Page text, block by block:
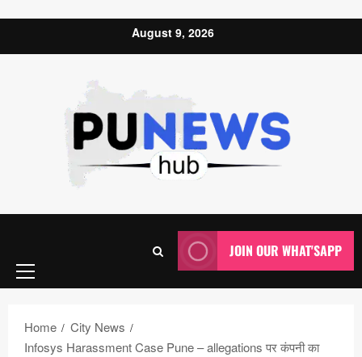
August 9, 2026
JOIN OUR WHAT'SAPP
Home
City News
Infosys Harassment Case Pune – allegations पर कंपनी का